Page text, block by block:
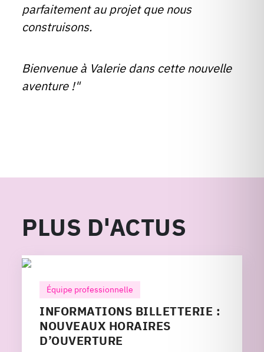
parfaitement au projet que nous
construisons.
Bienvenue à Valerie dans cette nouvelle
aventure !"
PLUS D'ACTUS
Équipe professionnelle
INFORMATIONS BILLETTERIE :
NOUVEAUX HORAIRES
D’OUVERTURE